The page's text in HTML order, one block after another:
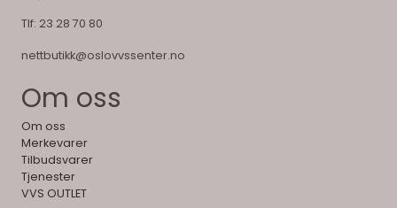
Tlf: 23 28 70 80
nettbutikk@oslovvssenter.no
Om oss
Om oss
Merkevarer
Tilbudsvarer
Tjenester
VVS OUTLET